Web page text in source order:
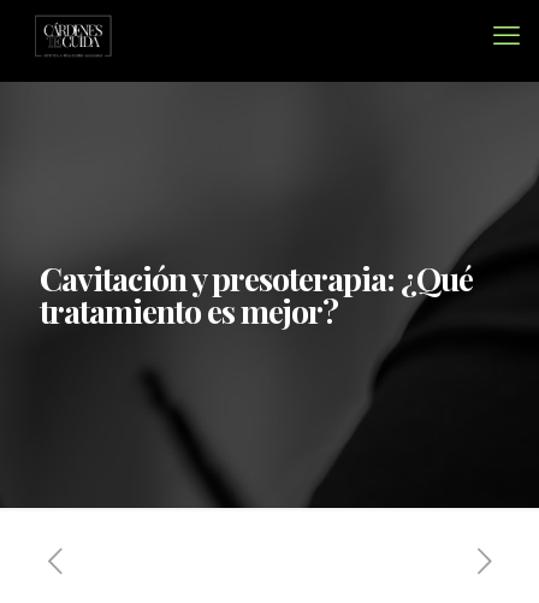
Cavitación y presoterapia: ¿Qué
tratamiento es mejor?